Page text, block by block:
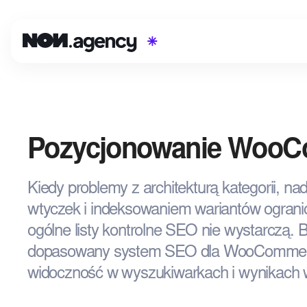
Pozycjonowanie
Kiedy problemy z architekturą kategorii,
wtyczek i indeksowaniem wariantów
ogólne listy kontrolne SEO nie wystarczą.
dopasowany system SEO dla
widoczność w wyszukiwarkach i wynikach